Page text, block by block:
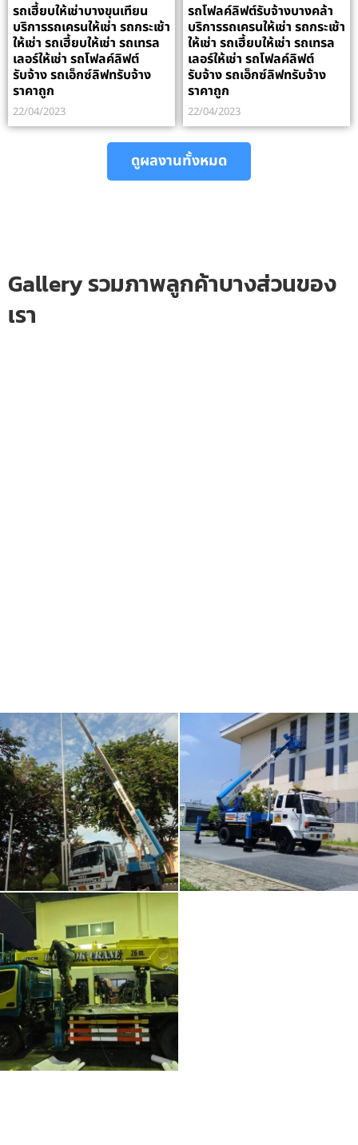
รถเฮี้ยบให้เช่าบางขุนเทียน
บริการรถเครนให้เช่า รถกระเช้า
ให้เช่า รถเฮี้ยบให้เช่า รถเทรล
เลอร์ให้เช่า รถโฟลค์ลิฟต์
รับจ้าง รถเอ็กซ์ลิฟทรับจ้าง
ราคาถูก
22/04/2023
รถโฟลค์ลิฟต์รับจ้างบางคล้า
บริการรถเครนให้เช่า รถกระเช้า
ให้เช่า รถเฮี้ยบให้เช่า รถเทรล
เลอร์ให้เช่า รถโฟลค์ลิฟต์
รับจ้าง รถเอ็กซ์ลิฟทรับจ้าง
ราคาถูก
22/04/2023
ดูผลงานทั้งหมด
Gallery รวมภาพลูกค้าบางส่วนของ
เรา